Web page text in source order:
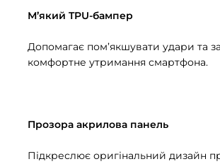
М’який TPU-бампер
Допомагає пом’якшувати удари та
комфортне утримання смартфона.
Прозора акрилова панель
Підкреслює оригінальний дизайн